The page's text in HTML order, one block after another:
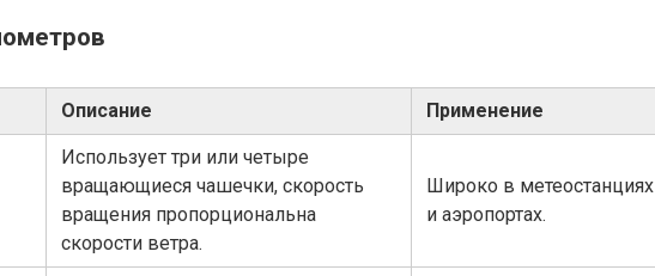
Описание Применение
Использует три или четыре
вращающиеся чашечки, скорость
вращения пропорциональна
скорости ветра.
Широко в метеостанциях
и аэропортах.